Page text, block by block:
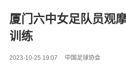
厦门六中女足队员观
训练
2023-10-25 19:07 中国足球协会